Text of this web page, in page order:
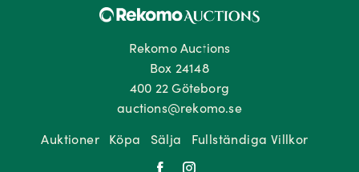
Rekomo Auctions
Box 24148
400 22 Göteborg
auctions@rekomo.se
Auktioner
Köpa Sälja Fullständiga Villkor